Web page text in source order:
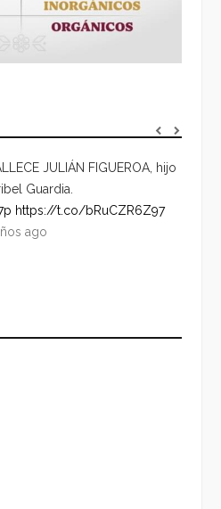
JULIÁN FIGUEROA, hijo
Guardia.
https://t.co/bRuCZR6Z97
ago